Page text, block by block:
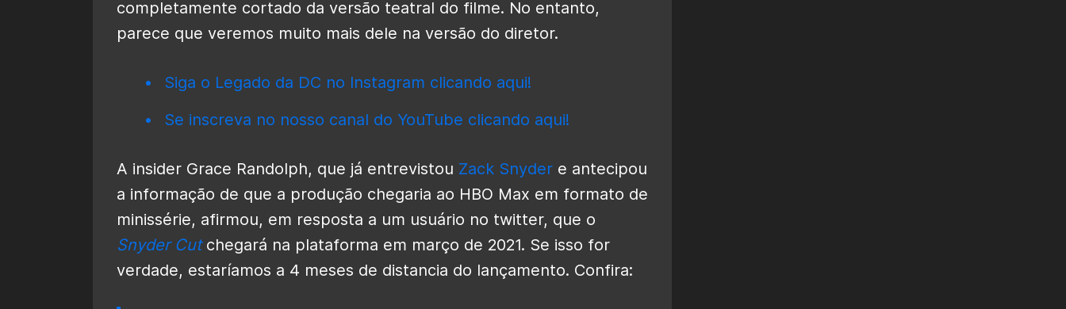
completamente cortado da versão teatral do filme. No entanto,
parece que veremos muito mais dele na versão do diretor.
Siga o Legado da DC no Instagram clicando aqui!
Se inscreva no nosso canal do YouTube clicando aqui!
A insider Grace Randolph, que já entrevistou Zack Snyder e antecipou
a informação de que a produção chegaria ao HBO Max em formato de
minissérie, afirmou, em resposta a um usuário no twitter, que o
Snyder Cutchegará na plataforma em março de 2021. Se isso for
verdade, estaríamos a 4 meses de distancia do lançamento. Confira: